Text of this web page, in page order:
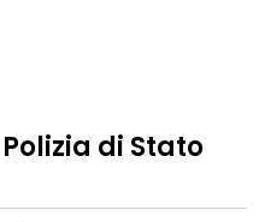
di Stato